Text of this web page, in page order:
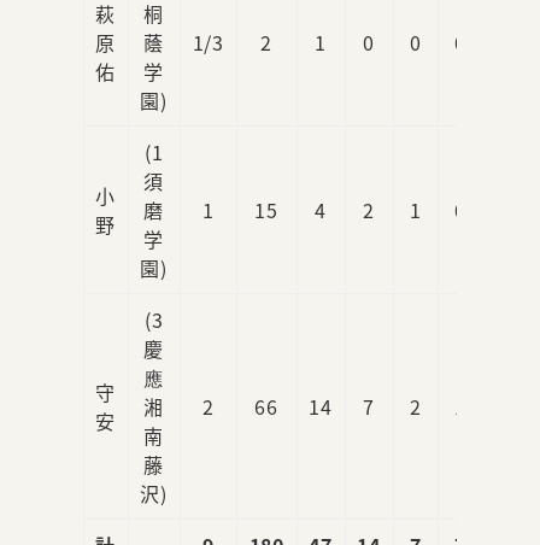
萩
原
佑
桐
蔭
学
園)
1/3 2 1 0 0 0
小
野
(1
須
磨
学
園)
1 15 4 2 1 0
守
安
(3
慶
應
湘
南
藤
沢)
2 66 14 7 2